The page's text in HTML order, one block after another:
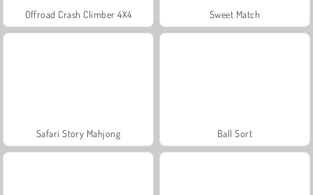
Offroad Crash Climber 4X4 Sweet Match
Safari Story Mahjong Ball Sort